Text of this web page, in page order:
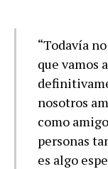
“Todavía
que vamos
nosotros
como
personas
es algo